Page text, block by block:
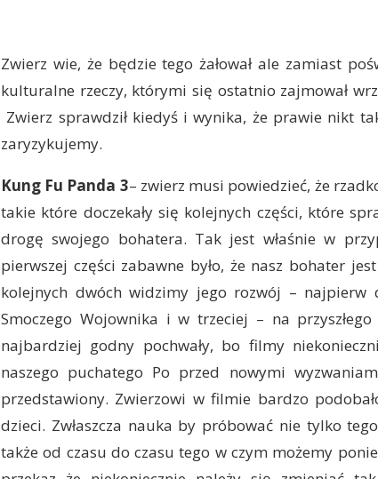
Zwierz wie, że będzie tego żałował ale zamiast
kulturalne rzeczy, którymi się ostatnio zajmował
Zwierz sprawdził kiedyś i wynika, że prawie nikt
zaryzykujemy.
Kung Fu Panda 3– zwierz musi powiedzieć, że
takie które doczekały się kolejnych części, które
drogę swojego bohatera. Tak jest właśnie w
pierwszej części zabawne było, że nasz bohater
kolejnych dwóch widzimy jego rozwój – najpierw
Smoczego Wojownika i w trzeciej – na
najbardziej godny pochwały, bo filmy
naszego puchatego Po przed nowymi
przedstawiony. Zwierzowi w filmie bardzo
dzieci. Zwłaszcza nauka by próbować nie tylko
także od czasu do czasu tego w czym możemy